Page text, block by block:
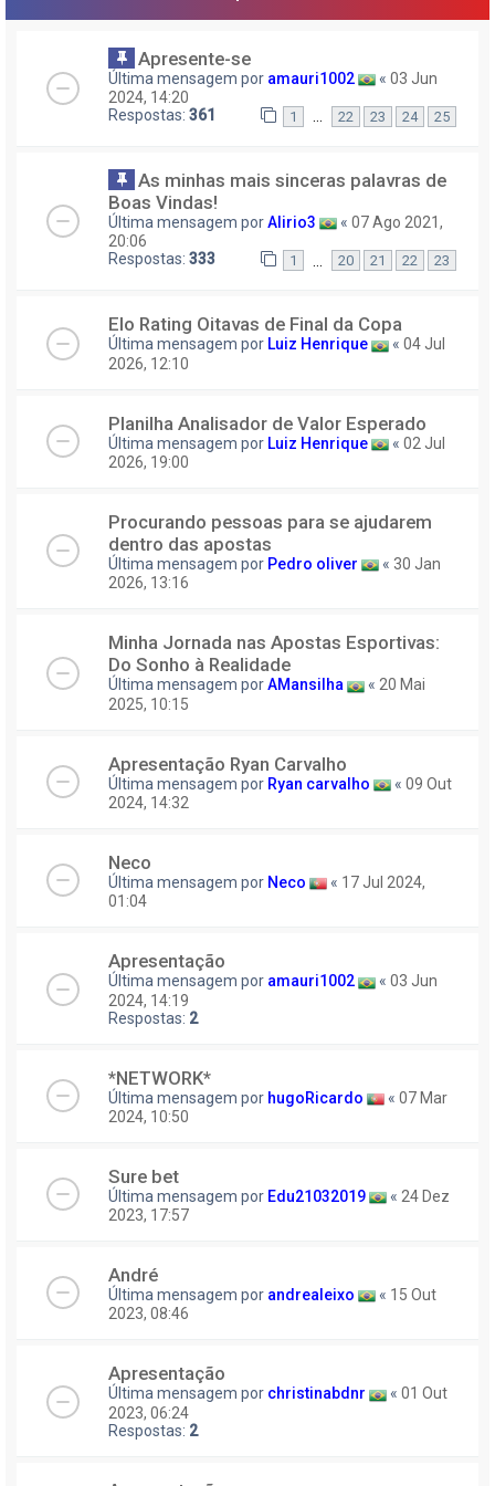
Apresente-se
Última mensagem por amauri1002 « 03 Jun
2024, 14:20
Respostas: 361 1 22 23 24 25
As minhas mais sinceras palavras de
Boas Vindas!
Última mensagem porAlirio3 « 07 Ago 2021,
20:06
Respostas: 333 1 20 21 22 23
Elo Rating Oitavas de Final da Copa
Última mensagem por Luiz Henrique « 04 Jul
2026, 12:10
Planilha Analisador de Valor Esperado
Última mensagem por Luiz Henrique « 02 Jul
2026, 19:00
Procurando pessoas para se ajudarem
dentro das apostas
Última mensagem por Pedro oliver « 30 Jan
2026, 13:16
Minha Jornada nas Apostas Esportivas:
Do Sonho à Realidade
Última mensagem porAMansilha « 20 Mai
2025, 10:15
Apresentação Ryan Carvalho
Última mensagem por Ryan carvalho « 09 Out
2024, 14:32
Neco
Última mensagem por Neco « 17 Jul 2024,
01:04
Apresentação
Última mensagem por amauri1002 « 03 Jun
2024, 14:19
Respostas: 2
*NETWORK*
Última mensagem por hugoRicardo « 07 Mar
2024, 10:50
Sure bet
Última mensagem por Edu21032019 « 24 Dez
2023, 17:57
André
Última mensagem por andrealeixo « 15 Out
2023, 08:46
Apresentação
Última mensagem por christinabdnr « 01 Out
2023, 06:24
Respostas: 2